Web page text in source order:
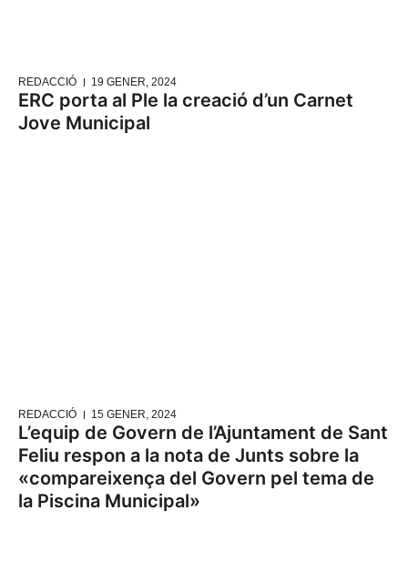
REDACCIÓ 19 GENER, 2024
ERC porta al Ple la creació d’un Carnet
Jove Municipal
REDACCIÓ 15 GENER, 2024
L’equip de Govern de l’Ajuntament de Sant
Feliu respon a la nota de Junts sobre la
«compareixença del Govern pel tema de
la Piscina Municipal»